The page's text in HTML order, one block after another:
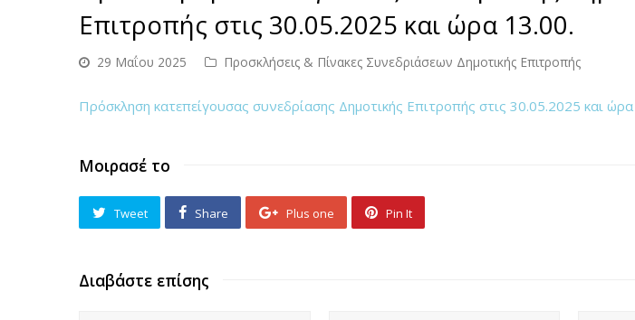
Επιτροπής στις 30.05.2025 και ώρα 13.00.
29 Μαΐου 2025 Προσκλήσεις & Πίνακες Συνεδριάσεων Δημοτικής Επιτροπής
Πρόσκληση κατεπείγουσας συνεδρίασης Δημοτικής Επιτροπής στις 30.05.2025 και
Μοιρασέ το
Tweet Share Plus one Pin It
Διαβάστε επίσης